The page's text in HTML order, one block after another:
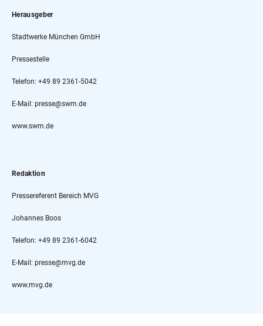
Herausgeber
Stadtwerke München GmbH
Pressestelle
Telefon: +49 89 2361-5042
E-Mail: presse@swm.de
www.swm.de
Redaktion
Pressereferent Bereich MVG
Johannes Boos
Telefon: +49 89 2361-6042
E-Mail: presse@mvg.de
www.mvg.de